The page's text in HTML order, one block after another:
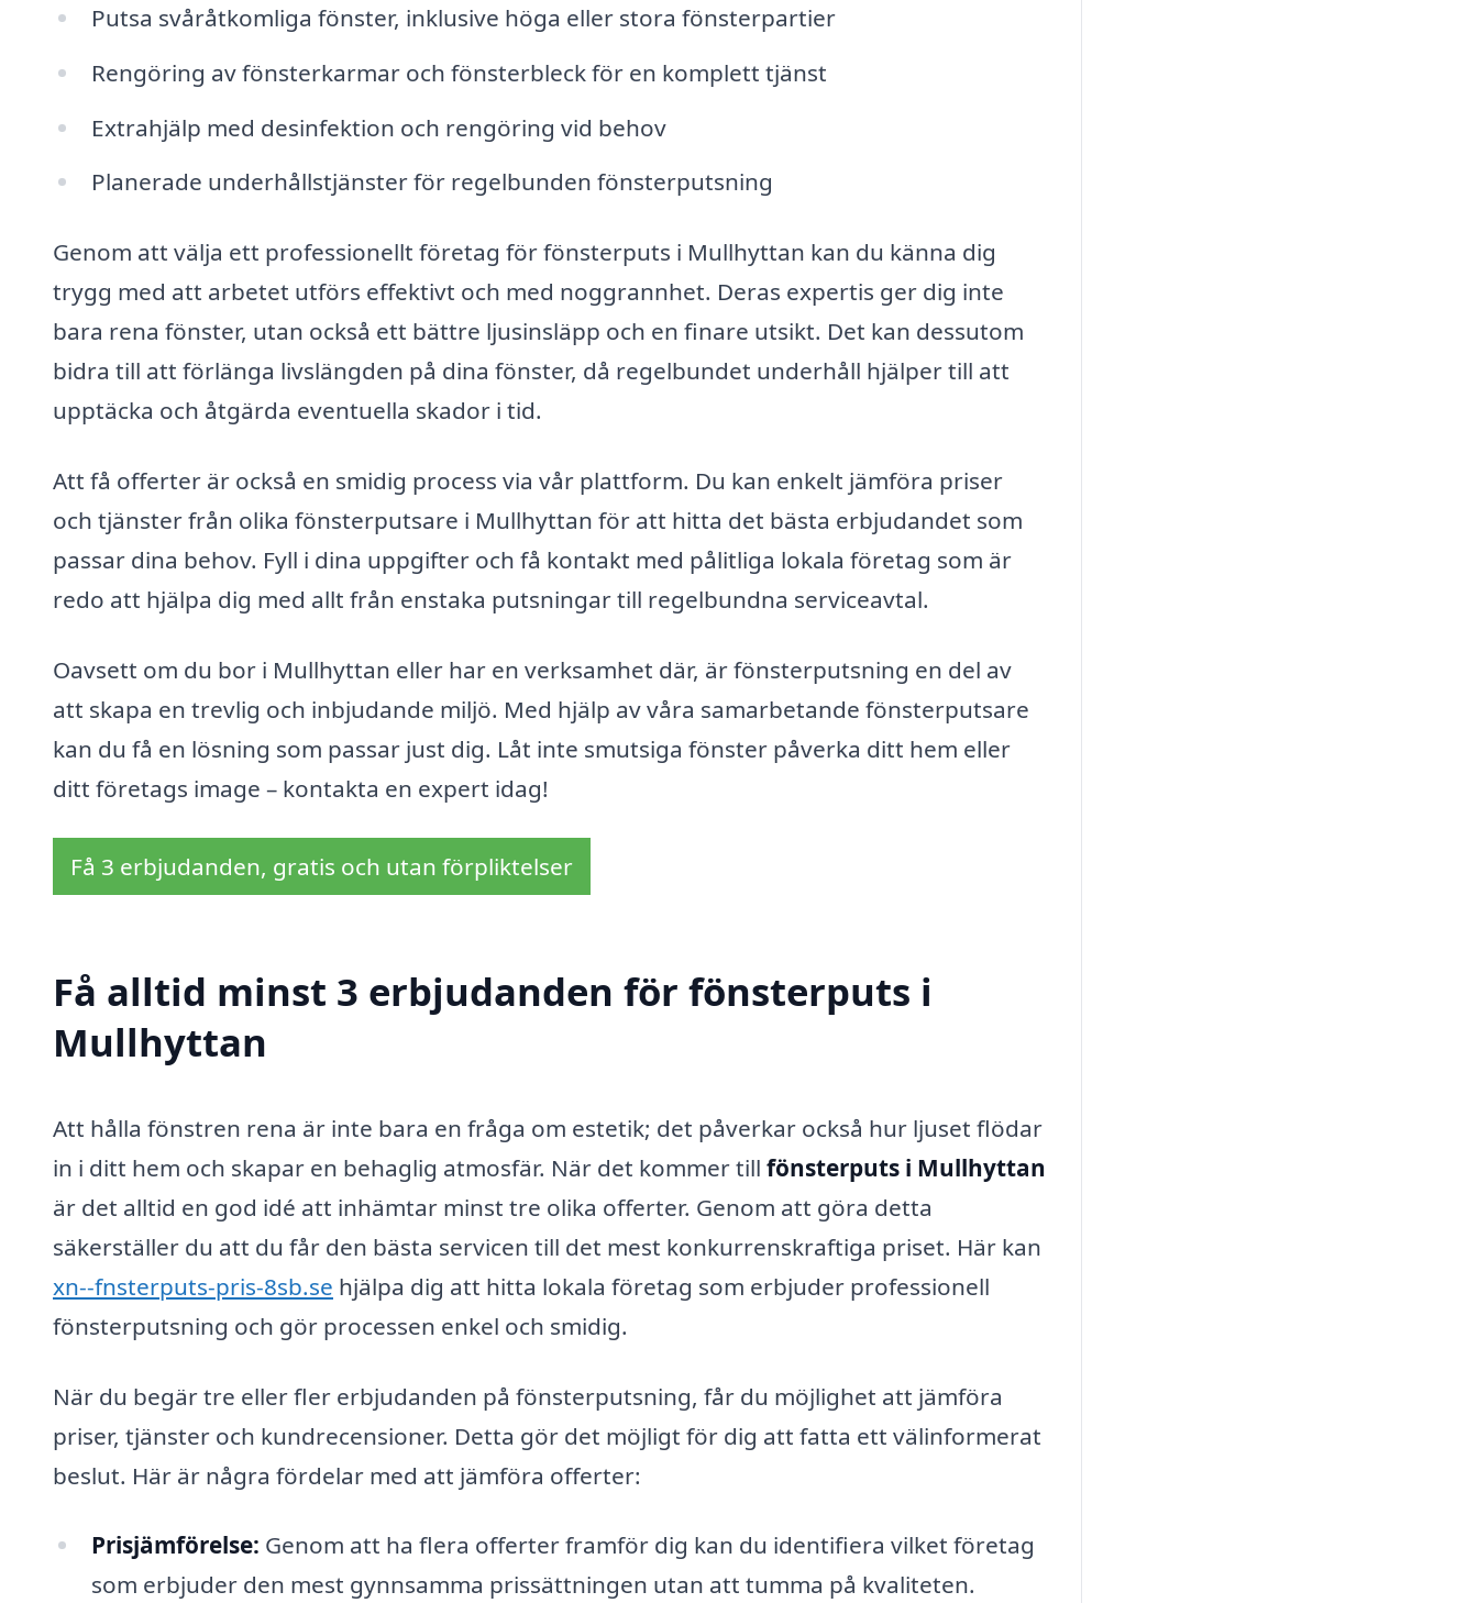
Putsa svåråtkomliga fönster, inklusive höga eller stora fönsterpartier
Rengöring av fönsterkarmar och fönsterbleck för en komplett tjänst
Extrahjälp med desinfektion och rengöring vid behov
Planerade underhållstjänster för regelbunden fönsterputsning
Genom att välja ett professionellt företag för fönsterputs i Mullhyttan kan du känna dig
trygg med att arbetet utförs effektivt och med noggrannhet. Deras expertis ger dig inte
bara rena fönster, utan också ett bättre ljusinsläpp och en finare utsikt. Det kan dessutom
bidra till att förlänga livslängden på dina fönster, då regelbundet underhåll hjälper till att
upptäcka och åtgärda eventuella skador i tid.
Att få offerter är också en smidig process via vår plattform. Du kan enkelt jämföra priser
och tjänster från olika fönsterputsare i Mullhyttan för att hitta det bästa erbjudandet som
passar dina behov. Fyll i dina uppgifter och få kontakt med pålitliga lokala företag som är
redo att hjälpa dig med allt från enstaka putsningar till regelbundna serviceavtal.
Oavsett om du bor i Mullhyttan eller har en verksamhet där, är fönsterputsning en del av
att skapa en trevlig och inbjudande miljö. Med hjälp av våra samarbetande fönsterputsare
kan du få en lösning som passar just dig. Låt inte smutsiga fönster påverka ditt hem eller
ditt företags image – kontakta en expert idag!
Få 3 erbjudanden, gratis och utan förpliktelser
Få alltid minst 3 erbjudanden för fönsterputs i
Mullhyttan
Att hålla fönstren rena är inte bara en fråga om estetik; det påverkar också hur ljuset flödar
in i ditt hem och skapar en behaglig atmosfär. När det kommer till fönsterputs i Mullhyttan
är det alltid en god idé att inhämtar minst tre olika offerter. Genom att göra detta
säkerställer du att du får den bästa servicen till det mest konkurrenskraftiga priset. Här kan
xn--fnsterputs-pris-8sb.se hjälpa dig att hitta lokala företag som erbjuder professionell
fönsterputsning och gör processen enkel och smidig.
När du begär tre eller fler erbjudanden på fönsterputsning, får du möjlighet att jämföra
priser, tjänster och kundrecensioner. Detta gör det möjligt för dig att fatta ett välinformerat
beslut. Här är några fördelar med att jämföra offerter:
Prisjämförelse: Genom att ha flera offerter framför dig kan du identifiera vilket företag
som erbjuder den mest gynnsamma prissättningen utan att tumma på kvaliteten.